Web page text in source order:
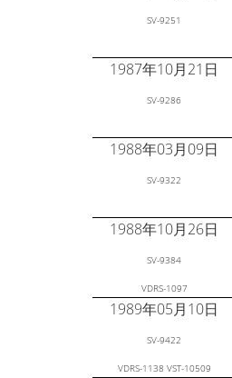
SV-9251
1987年10月21日
SV-9286
1988年03月09日
SV-9322
1988年10月26日
SV-9384
VDRS-1097
1989年05月10日
SV-9422
VDRS-1138 VST-10509